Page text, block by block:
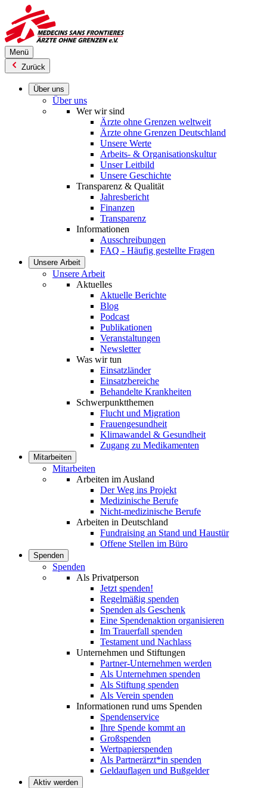
Direkt
zum
Inhalt
Menü
Zurück
Über uns
Über uns
Wer wir sind
Ärzte ohne Grenzen weltweit
Ärzte ohne Grenzen Deutschland
Unsere Werte
Arbeits- & Organisationskultur
Unser Leitbild
Unsere Geschichte
Transparenz & Qualität
Jahresbericht
Finanzen
Transparenz
Informationen
Ausschreibungen
FAQ - Häufig gestellte Fragen
Unsere Arbeit
Unsere Arbeit
Aktuelles
Aktuelle Berichte
Blog
Podcast
Publikationen
Veranstaltungen
Newsletter
Was wir tun
Einsatzländer
Einsatzbereiche
Behandelte Krankheiten
Schwerpunktthemen
Flucht und Migration
Frauengesundheit
Klimawandel & Gesundheit
Zugang zu Medikamenten
Mitarbeiten
Mitarbeiten
Arbeiten im Ausland
Der Weg ins Projekt
Medizinische Berufe
Nicht-medizinische Berufe
Arbeiten in Deutschland
Fundraising an Stand und Haustür
Offene Stellen im Büro
Spenden
Spenden
Als Privatperson
Jetzt spenden!
Regelmäßig spenden
Spenden als Geschenk
Eine Spendenaktion organisieren
Im Trauerfall spenden
Testament und Nachlass
Unternehmen und Stiftungen
Partner-Unternehmen werden
Als Unternehmen spenden
Als Stiftung spenden
Als Verein spenden
Informationen rund ums Spenden
Spendenservice
Ihre Spende kommt an
Großspenden
Wertpapierspenden
Als Partnerärzt*in spenden
Geldauflagen und Bußgelder
Aktiv werden